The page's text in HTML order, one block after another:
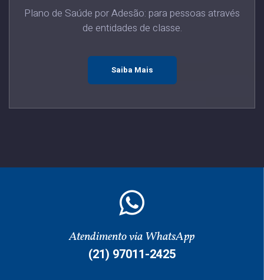
Plano de Saúde por Adesão: para pessoas através
de entidades de classe.
Saiba Mais
Atendimento via WhatsApp
(21) 97011-2425